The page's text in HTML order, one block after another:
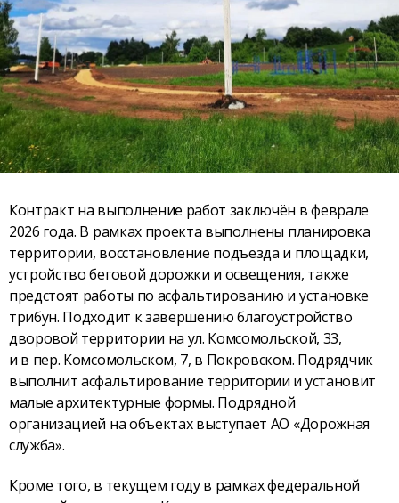
Контракт на выполнение работ заключён в феврале
2026 года. В рамках проекта выполнены планировка
территории, восстановление подъезда и площадки,
устройство беговой дорожки и освещения, также
предстоят работы по асфальтированию и установке
трибун. Подходит к завершению благо­устройство
дворовой территории на ул. Комсомольской, 33,
и в пер. Комсомольском, 7, в Покровском. Подрядчик
выполнит асфальтирование территории и установит
малые архитектурные формы. Подрядной
организацией на объектах выступает АО «Дорожная
служба».
Кроме того, в текущем году в рамках федеральной